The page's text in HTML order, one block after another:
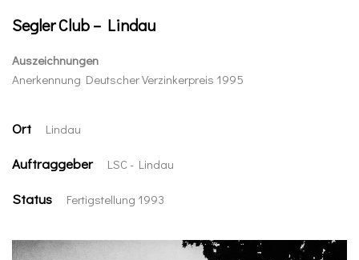
Segler Club – Lindau
Auszeichnungen
Anerkennung Deutscher Verzinkerpreis 1995
Ort Lindau
Auftraggeber LSC - Lindau
Status Fertigstellung 1993